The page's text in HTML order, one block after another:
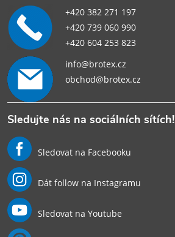
+420 382 271 197
+420 739 060 990
+420 604 253 823
info@brotex.cz
obchod@brotex.cz
Sledujte nás na sociálních sítích!
Sledovat na Facebooku
Dát follow na Instagramu
Sledovat na Youtube